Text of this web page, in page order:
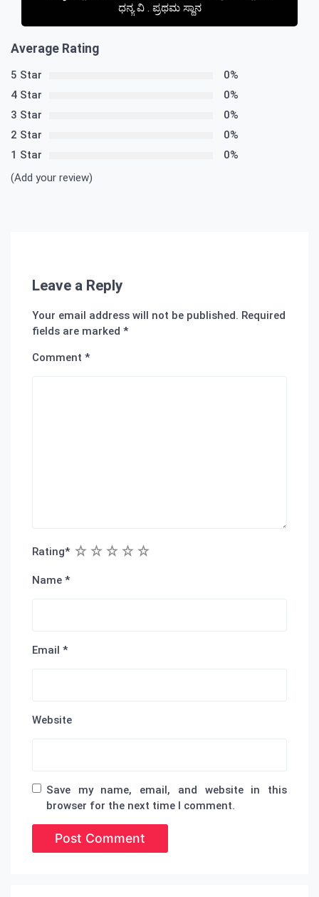
ಧನ್ಯ ವಿ . ಪ್ರಥಮ ಸ್ಥಾನ
Average Rating
5 Star
0%
4 Star
0%
3 Star
0%
2 Star
0%
1 Star
0%
(Add your review)
Leave a Reply
Your email address will not be published. Required
fields are marked *
Comment *
Rating* 5
4
3
2
1
Name *
Email *
Website
Save my name, email, and website in this
browser for the next time I comment.